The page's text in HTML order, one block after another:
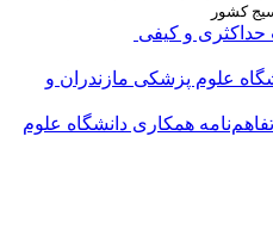
کشور
حداکثری و کیفی
همکاری دانشگاه علوم